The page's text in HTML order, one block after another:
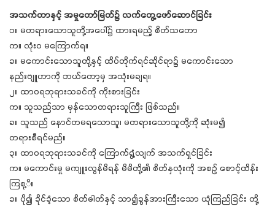
အသက်တာနှင့် အမှုတော်မြတ်၌ လက်တွေ့ဖော်ဆောင်ခြင်း
၁။ မတရားသောသူတို့အပေါ်၌ ထားရမည့် စိတ်သဘော
က။ လုံး၀ မကြောက်ရ။
ခ။ မကောင်းသောသူတို့နှင့် ထိပ်တိုက်ရင်ဆိုင်ရာ၌ မကောင်းသော
နည်းဗျူဟာကို ဘယ်တော့မှ အသုံးမချရ။
၂။ ထာဝရဘုရားသခင်ကို ကိုးစားခြင်း
က။ သူသည်သာ မှန်သောတရားသူကြီး ဖြစ်သည်။
ခ။ သူသည် နောင်တမရသောသူ၊ မတရားသောသူတို့ကို ဆုံးမ၍
တရားစီရင်မည်။
၃။ ထာဝရဘုရားသခင်ကို ကြောက်ရွံ့လျက် အသက်ရှင်ခြင်း
က။ မကောင်းမှု မကျူးလွန်မိရန် မိမိတို့၏ စိတ်နှလုံးကို အစဉ် စောင့်ထိန်း
ကြစု့ိ။
ခ။ ပို၍ ခိုင်ခံ့သော စိတ်ဓါတ်နှင့် သာ၍ခွန်အားကြီးသော ယုံကြည်ခြင်း တို့